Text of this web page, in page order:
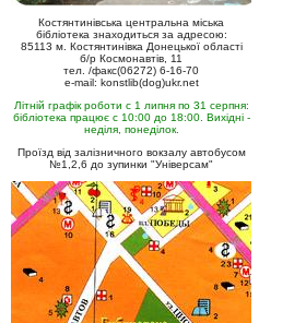
Костянтинівська центральна міська
бібліотека знаходиться за адресою:
85113 м. Костянтинівка Донецької області
б/р Космонавтів, 11
тел. /факс(06272) 6-16-70
e-mail: konstlib(dog)ukr.net
Літній графік роботи с 1 липня по 31 серпня:
бібліотека працює с 10:00 до 18:00. Вихідні -
неділя, понеділок.
Проїзд від залізничного вокзалу автобусом
№1,2,6 до зупинки "Універсам"